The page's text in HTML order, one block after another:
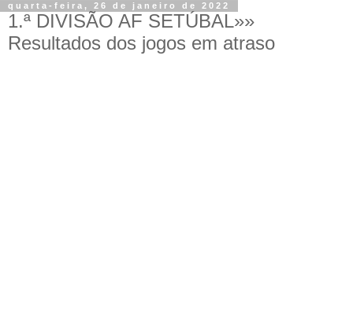
quarta-feira, 26 de janeiro de 2022
1.ª DIVISÃO AF SETÚBAL»»
Resultados dos jogos em atraso